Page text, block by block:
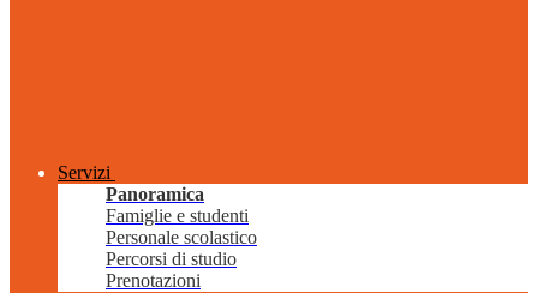
Servizi
Panoramica
Famiglie e studenti
Personale scolastico
Percorsi di studio
Prenotazioni